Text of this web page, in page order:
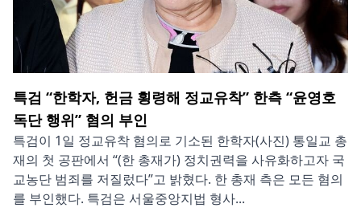
특검 “한학자, 헌금 횡령해 정교유착” 한측 “윤영호
독단 행위” 혐의 부인
특검이 1일 정교유착 혐의로 기소된 한학자(사진) 통일교 총
재의 첫 공판에서 “(한 총재가) 정치권력을 사유화하고자 국
교농단 범죄를 저질렀다”고 밝혔다. 한 총재 측은 모든 혐의
를 부인했다. 특검은 서울중앙지법 형사...